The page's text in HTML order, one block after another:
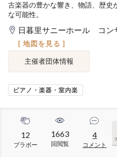
古楽器の豊かな響き、物語、歴史
な可能性。
日暮里サニーホール コン
[ 地図を見る ]
主催者団体情報
ピアノ・楽器・室内楽
12
ブラボー
1663
回閲覧
4
コメント